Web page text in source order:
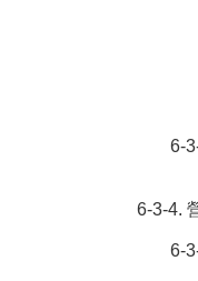
6-
6-3-4.
6-